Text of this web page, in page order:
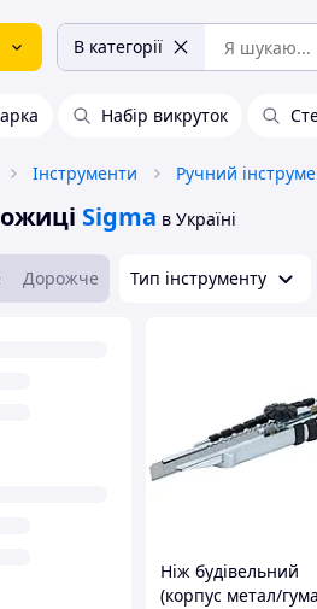
В категорії
Набір викруток
Інструменти Ручний
Sigma в Україні
Дорожче Тип інструменту
Ніж будівельний
(корпус метал/